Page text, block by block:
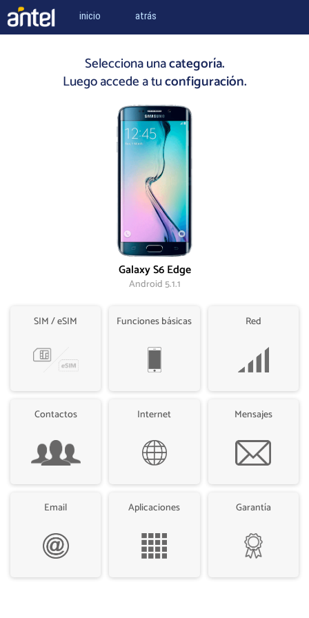
inicio atrás
Selecciona unacategoría.
Luego accede a tuconfiguración.
Galaxy S6 Edge
Android 5.1.1
SIM / eSIM Funciones básicas Red
Contactos Internet Mensajes
Email Aplicaciones Garantía